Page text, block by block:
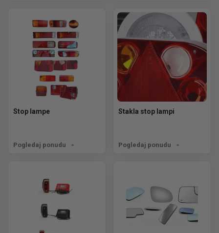
Stop lampe
Pogledaj ponudu
Stakla stop lampi
Pogledaj ponudu